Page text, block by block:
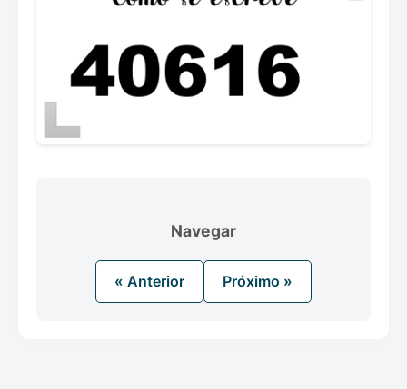
Navegar
« Anterior Próximo »